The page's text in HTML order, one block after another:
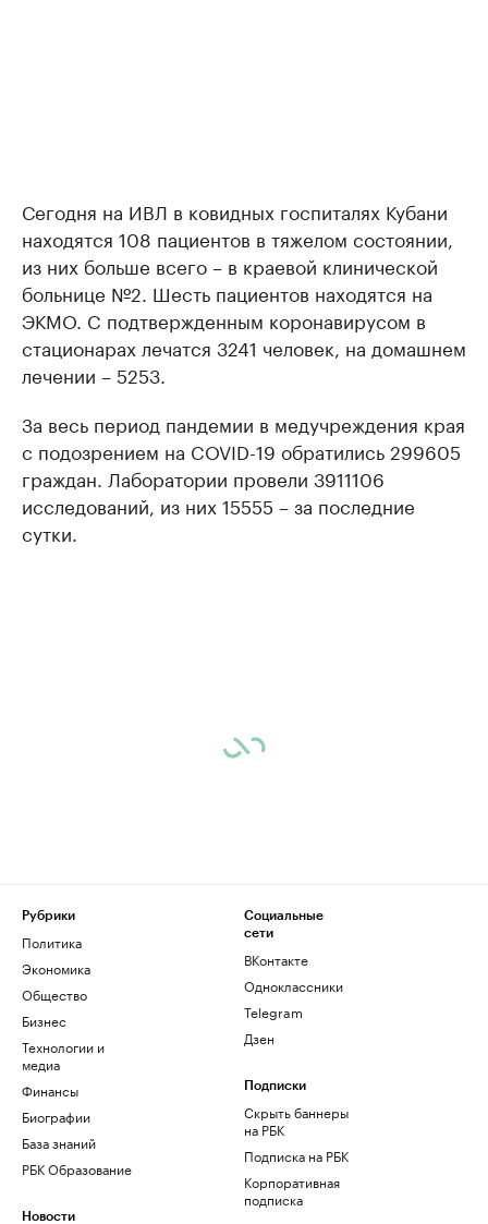
Сегодня на ИВЛ в ковидных госпиталях Кубани
находятся 108 пациентов в тяжелом состоянии,
из них больше всего – в краевой клинической
больнице №2. Шесть пациентов находятся на
ЭКМО. C подтвержденным коронавирусом в
стационарах лечатся 3241 человек, на домашнем
лечении – 5253.
За весь период пандемии в медучреждения края
с подозрением на COVID-19 обратились 299605
граждан. Лаборатории провели 3911106
исследований, из них 15555 – за последние
сутки.
Рубрики
Политика
Экономика
Общество
Бизнес
Технологии и
медиа
Финансы
Биографии
База знаний
РБК Образование
Новости
Социальные
сети
ВКонтакте
Одноклассники
Telegram
Дзен
Подписки
Скрыть баннеры
на РБК
Подписка на РБК
Корпоративная
подписка